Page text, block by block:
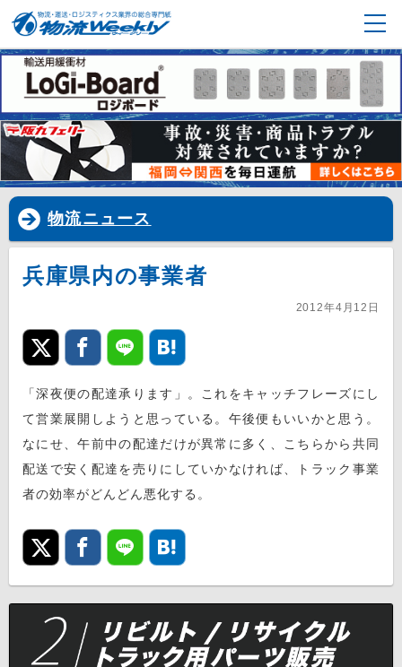
物流ニュース
兵庫県内の事業者
2012年4月12日
「深夜便の配達承ります」。これをキャッチフレーズにし
て営業展開しようと思っている。午後便もいいかと思う。
なにせ、午前中の配達だけが異常に多く、こちらから共同
配送で安く配達を売りにしていかなければ、トラック事業
者の効率がどんどん悪化する。